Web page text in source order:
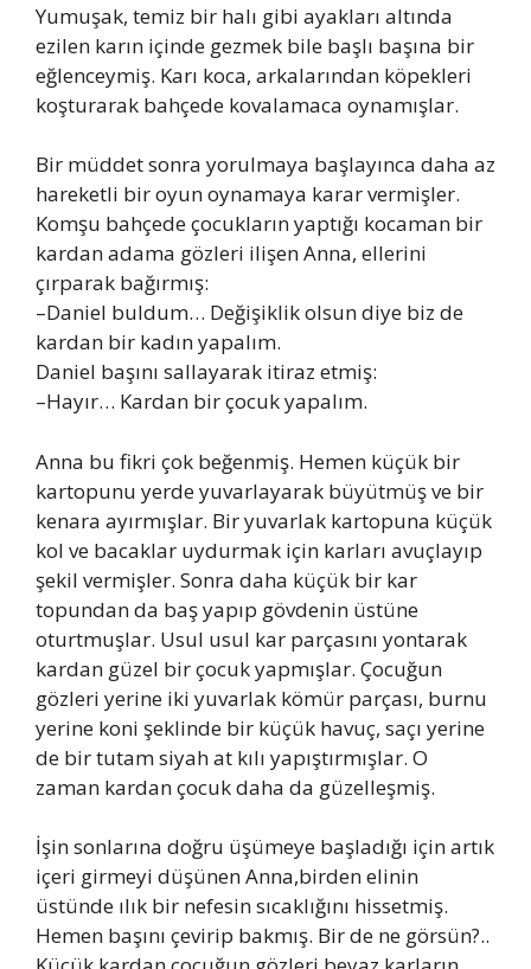
Yumuşak, temiz bir halı gibi ayakları altında
ezilen karın içinde gezmek bile başlı başına bir
eğlenceymiş. Karı koca, arkalarından köpekleri
koşturarak bahçede kovalamaca oynamışlar.
Bir müddet sonra yorulmaya başlayınca daha az
hareketli bir oyun oynamaya karar vermişler.
Komşu bahçede çocukların yaptığı kocaman bir
kardan adama gözleri ilişen Anna, ellerini
çırparak bağırmış:
–Daniel buldum… Değişiklik olsun diye biz de
kardan bir kadın yapalım.
Daniel başını sallayarak itiraz etmiş:
–Hayır… Kardan bir çocuk yapalım.
Anna bu fikri çok beğenmiş. Hemen küçük bir
kartopunu yerde yuvarlayarak büyütmüş ve bir
kenara ayırmışlar. Bir yuvarlak kartopuna küçük
kol ve bacaklar uydurmak için karları avuçlayıp
şekil vermişler. Sonra daha küçük bir kar
topundan da baş yapıp gövdenin üstüne
oturtmuşlar. Usul usul kar parçasını yontarak
kardan güzel bir çocuk yapmışlar. Çocuğun
gözleri yerine iki yuvarlak kömür parçası, burnu
yerine koni şeklinde bir küçük havuç, saçı yerine
de bir tutam siyah at kılı yapıştırmışlar. O
zaman kardan çocuk daha da güzelleşmiş.
İşin sonlarına doğru üşümeye başladığı için artık
içeri girmeyi düşünen Anna,birden elinin
üstünde ılık bir nefesin sıcaklığını hissetmiş.
Hemen başını çevirip bakmış. Bir de ne görsün?..